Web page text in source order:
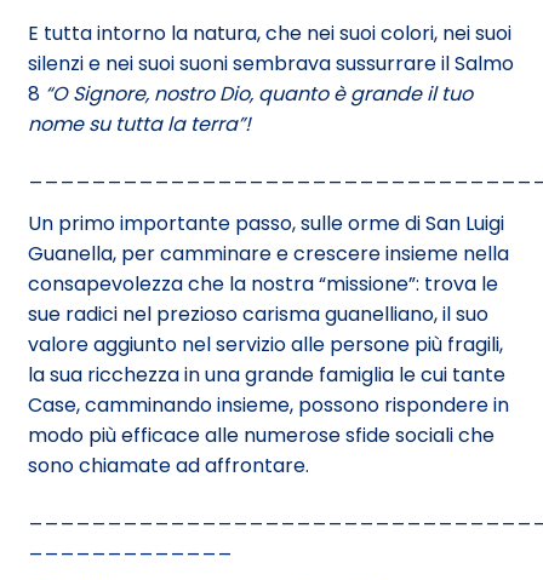
E tutta intorno la natura, che nei suoi colori, nei suoi
silenzi e nei suoi suoni sembrava sussurrare il Salmo
8 “O Signore, nostro Dio, quanto è grande il tuo
nome su tutta la terra”!
Un primo importante passo, sulle orme di San Luigi
Guanella, per camminare e crescere insieme nella
consapevolezza che la nostra “missione”: trova le
sue radici nel prezioso carisma guanelliano, il suo
valore aggiunto nel servizio alle persone più fragili,
la sua ricchezza in una grande famiglia le cui tante
Case, camminando insieme, possono rispondere in
modo più efficace alle numerose sfide sociali che
sono chiamate ad affrontare.